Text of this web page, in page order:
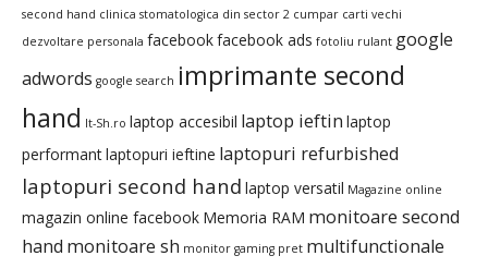
second hand clinica stomatologica din sector 2 cumpar carti vechi
dezvoltare personala facebookfacebook ads fotoliu rulant google
adwords google search imprimante second
hand It-Sh.ro laptop accesibil laptop ieftin laptop
performantlaptopuri ieftine laptopuri refurbished
laptopuri second hand laptop versatil Magazine online
magazin online facebook Memoria RAM monitoare second
hand monitoare sh monitor gaming pret multifunctionale